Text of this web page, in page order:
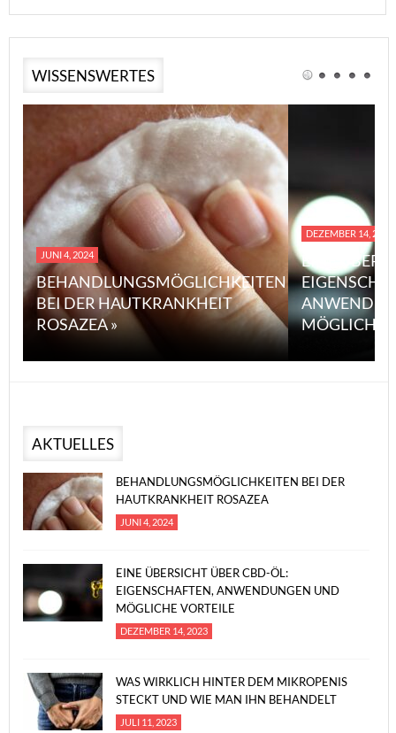
WISSENSWERTES
JUNI 4, 2024
BEHANDLUNGSMÖGLICHKEITEN
BEI DER HAUTKRANKHEIT
ROSAZEA »
DEZEMBER 14, 2023
EINE
MÖGLICHE
AKTUELLES
BEHANDLUNGSMÖGLICHKEITEN BEI DER
HAUTKRANKHEIT ROSAZEA
JUNI 4, 2024
EINE ÜBERSICHT ÜBER CBD-ÖL:
EIGENSCHAFTEN, ANWENDUNGEN UND
MÖGLICHE VORTEILE
DEZEMBER 14, 2023
WAS WIRKLICH HINTER DEM MIKROPENIS
STECKT UND WIE MAN IHN BEHANDELT
JULI 11, 2023